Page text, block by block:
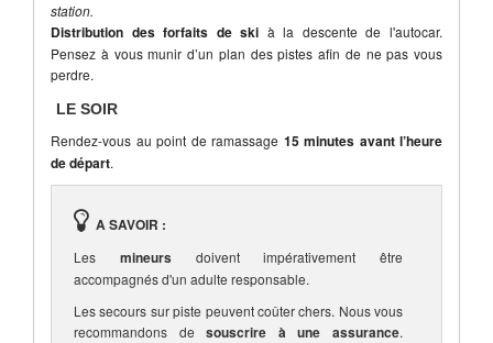
station.
Distribution des forfaits de ski à la descente de l'autocar.
Pensez à vous munir d’un plan des pistes afin de ne pas vous
perdre.
LE SOIR
Rendez-vous au point de ramassage 15 minutes avant l’heure
de départ.
A SAVOIR :
Les mineurs doivent impérativement être
accompagnés d'un adulte responsable.
Les secours sur piste peuvent coûter chers. Nous vous
recommandons desouscrire à une assurance.